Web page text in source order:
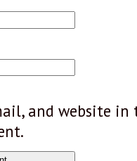
and website